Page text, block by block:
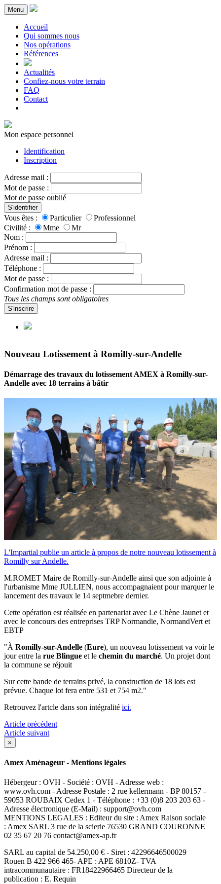
Menu
Accueil
Qui sommes nous
Nos opérations
Références
Actualités
Confiez-nous votre terrain
FAQ
Contact
Mon espace personnel
Identification
Inscription
Adresse mail :
Mot de passe :
Mot de passe oublié
S'identifier
Vous êtes : Particulier
Professionnel
Civilité :
Mme
Mr
Nom :
Prénom :
Adresse mail :
Téléphone :
Mot de passe :
Confirmation mot de passe :
Tous les champs sont obligatoires
S'inscrire
Nouveau Lotissement à Romilly-sur-Andelle
Démarrage des travaux du lotissement AMEX à Romilly-sur-
Andelle avec 18 terrains à bâtir
L'Impartial publie un article à propos de notre nouveau lotissement à
Romilly sur Andelle.
M.ROMET Maire de Romilly-sur-Andelle ainsi que son adjointe à
l'urbanisme Mme JULLIEN, nous accompagnaient pour marquer le
lancement des travaux le 14 septmebre dernier.
Cette opération est réalisée en partenariat avec Le Chène Jaunet et
avec le concours des entreprises TRP Normandie, NormandVert et
EBTP
"À Romilly-sur-Andelle (Eure), un nouveau lotissement va voir le
jour entre la rue Blingue et le chemin du marché. Un projet dont
la commune se réjouit
Sur cette bande de terrains privé, la construction de 18 lots est
prévue. Chaque lot fera entre 531 et 754 m2."
Retrouvez l'artcle dans son intégralité ici.
Article précédent
Article suivant
×
Amex Aménageur - Mentions légales
Hébergeur : OVH - Société : OVH - Adresse web :
www.ovh.com - Adresse Postale : 2 rue kellermann - BP 80157 -
59053 ROUBAIX Cedex 1 - Téléphone : +33 (0)8 203 203 63 -
Adresse électronique (E-Mail) : support@ovh.com
MENTIONS LEGALES : Editeur du site : Amex Raison sociale
: Amex SARL 3 rue de la scierie 76530 GRAND COURONNE
02 35 67 20 76 contact@amex-ap.fr
SARL au capital de 54.250,00 € - Siret : 42296646500029
Rouen B 422 966 465- APE : APE 6810Z- TVA
intracommunautaire : FR18422966465 Directeur de la
publication : E. Requin